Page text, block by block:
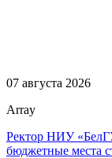
07 августа 2026
Array
Ректор НИУ
бюджетные места